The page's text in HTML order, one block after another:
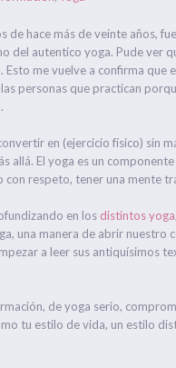
de hace más de veinte años,
del autentico yoga. Pude ver
me vuelve a confirma que
personas que practican
en (ejercicio físico) sin
allá. El yoga es un
respeto, tener una mente
en los distintos yoga
una manera de abrir nuestro
a leer sus antiquísimos
de yoga serio,
tu estilo de vida, un estilo